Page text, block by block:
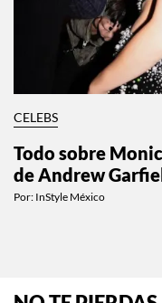
CELEBS
Todo sobre
de Andrew
Por: InStyle México